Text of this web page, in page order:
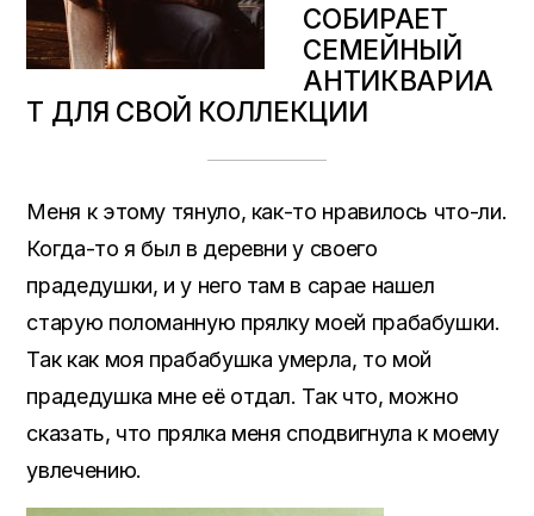
СОБИРАЕТ
СЕМЕЙНЫЙ
АНТИКВАРИА
Т ДЛЯ СВОЙ КОЛЛЕКЦИИ
Меня к этому тянуло, как-то нравилось что-ли.
Когда-то я был в деревни у своего
прадедушки, и у него там в сарае нашел
старую поломанную прялку моей прабабушки.
Так как моя прабабушка умерла, то мой
прадедушка мне её отдал. Так что, можно
сказать, что прялка меня сподвигнула к моему
увлечению.